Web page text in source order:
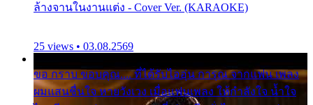
ล้างจานในงานแต่ง - Cover Ver. (KARAOKE)
25 views • 03.08.2569
ขอ กราบ ขอบคุณ.... ที่ได้รับไออุ่น การุณ จากแฟน เพลง
ผมแสนชื่นใจ หายวังเวง เมื่อแฟนเพลง ให้กำลังใจ น้ำใจ